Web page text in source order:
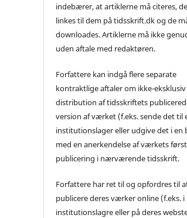
indebærer, at artiklerne må citeres,
linkes til dem på tidsskrift.dk og de
downloades. Artiklerne må ikke
uden aftale med redaktøren.
Forfattere kan indgå flere separate
kontraktlige aftaler om ikke-eksklusiv
distribution af tidsskriftets
version af værket (f.eks. sende det til
institutionslager eller udgive det i en
med en anerkendelse af værkets
publicering i nærværende tidsskrift.
Forfattere har ret til og opfordres til
publicere deres værker online (f.eks. i
institutionslagre eller på deres